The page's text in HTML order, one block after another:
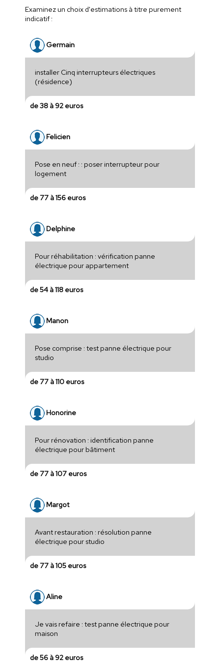
Examinez un choix d'estimations à titre purement
indicatif :
Germain
installer Cinq interrupteurs électriques
(résidence)
de 38 à 92 euros
Felicien
Pose en neuf : : poser interrupteur pour
logement
de 77 à 156 euros
Delphine
Pour réhabilitation : vérification panne
électrique pour appartement
de 54 à 118 euros
Manon
Pose comprise : test panne électrique pour
studio
de 77 à 110 euros
Honorine
Pour rénovation : identification panne
électrique pour bâtiment
de 77 à 107 euros
Margot
Avant restauration : résolution panne
électrique pour studio
de 77 à 105 euros
Aline
Je vais refaire : test panne électrique pour
maison
de 56 à 92 euros